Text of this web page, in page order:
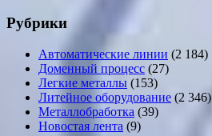
Рубрики
Автоматические линии (2 184)
Доменный процесс (27)
Легкие металлы (153)
Литейное оборудование (2 346)
Металлобработка (39)
Новостая лента (9)